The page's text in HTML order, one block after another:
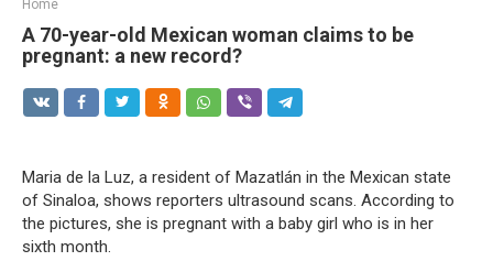
Home
A 70-year-old Mexican woman claims to be
pregnant: a new record?
Maria de la Luz, a resident of Mazatlán in the Mexican state
of Sinaloa, shows reporters ultrasound scans. According to
the pictures, she is pregnant with a baby girl who is in her
sixth month.